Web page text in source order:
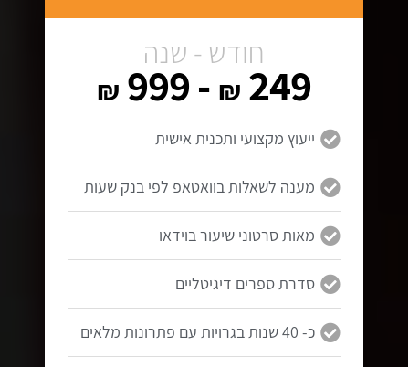
חודש - שנה
249
₪
- 999
₪
ייעוץ מקצועי ותכנית אישית
מענה לשאלות בוואטאפ לפי בנק שעות
מאות סרטוני שיעור בוידאו
סדרת ספרים דיגיטליים
כ- 40 שנות בגרויות עם פתרונות מלאים